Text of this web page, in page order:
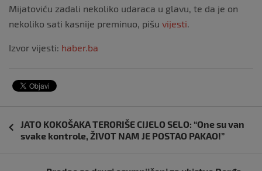
Mijatoviću zadali nekoliko udaraca u glavu, te da je on
nekoliko sati kasnije preminuo, pišu vijesti
Izvor vijesti: haber.ba
Navigacija
objava
JATO KOKOŠAKA TERORIŠE CIJELO SELO: “One su van
svake kontrole, ŽIVOT NAM JE POSTAO PAKAO!”